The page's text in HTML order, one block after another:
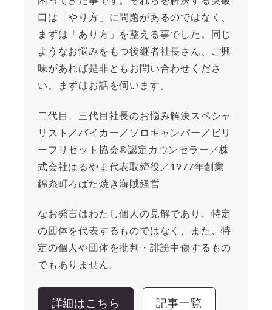
口は「やり方」に問題があるのではなく、
まずは「あり方」を整える事でした。同じ
ようなお悩みをもつ後継者社長さん、ご興
味があれば是非ともお問い合わせくださ
い。まずはお話を伺います。
二代目、三代目社長のお悩み解決スペシャ
リスト／バイカー／ソロキャンパー／ビリ
ーフリセット協会®︎認定カウンセラー／株
式会社はるやま代表取締役／1977年創業
錦糸町ろばた焼き海賊経営
なお発言はわたし個人の見解であり、特定
の団体を代表するものではなく、また、特
定の個人や団体を批判・誹謗中傷するもの
でもありません。
詳細はこちら 記事一覧